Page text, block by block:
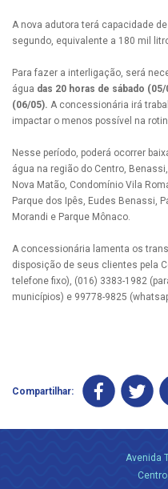
A nova adutora terá capacidade
segundo, equivalente a 180 mil
Para fazer a interligação, será
água das 20 horas de sábado
(06/05). A concessionária irá
impactar o menos possível na
Nesse período, poderá ocorrer
água na região do Centro,
Nova Matão, Condomínio Vila
Parque dos Ipês, Eudes Benassi,
Morandi e Parque Mônaco.
A concessionária lamenta os
disposição de seus clientes pela
telefone fixo), (016) 3383-1982
municípios) e 99778-9825
Compartilhar:
Avenida
Centro